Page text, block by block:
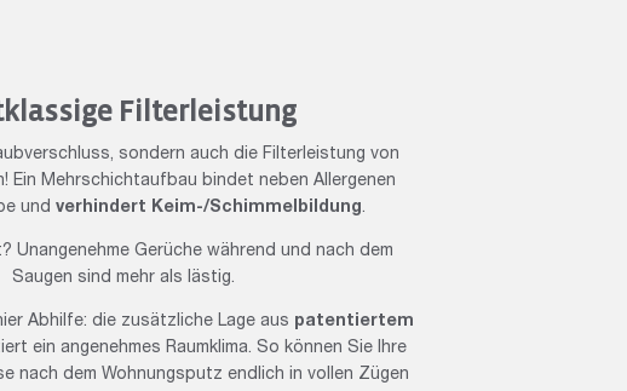
Filterleistung
sondern auch die Filterleistung von
Ein Mehrschichtaufbau bindet neben Allergenen
und verhindert Keim-/Schimmelbildung.
Unangenehme Gerüche während und nach dem
Saugen sind mehr als lästig.
Abhilfe: die zusätzliche Lage aus patentiertem
ein angenehmes Raumklima. So können Sie Ihre
nach dem Wohnungsputz endlich in vollen Zügen